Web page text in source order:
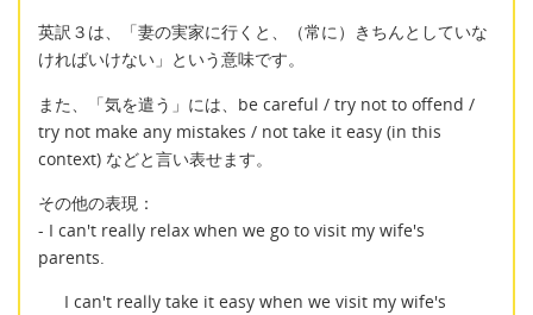
英訳３は、「妻の実家に行くと、（常に）きちんとしていな
ければいけない」という意味です。
また、「気を遣う」には、be careful / try not to offend /
try not make any mistakes / not take it easy (in this
context) などと言い表せます。
その他の表現：
- I can't really relax when we go to visit my wife's
parents.
I can't really take it easy when we visit my wife's